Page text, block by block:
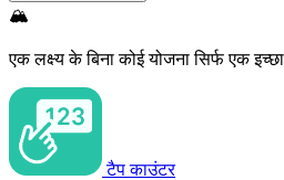
🏔️
एक लक्ष्य के बिना कोई योजना सिर्फ एक
टैप काउंटर